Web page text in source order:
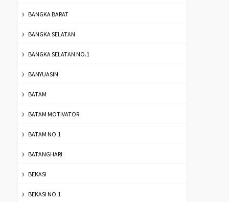
BANGKA BARAT
BANGKA SELATAN
BANGKA SELATAN NO.1
BANYUASIN
BATAM
BATAM MOTIVATOR
BATAM NO.1
BATANGHARI
BEKASI
BEKASI NO.1